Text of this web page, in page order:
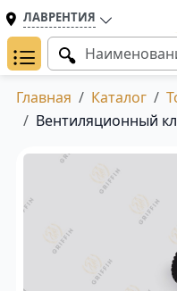
ЛАВРЕНТИЯ
Главная Каталог
Вентиляционный